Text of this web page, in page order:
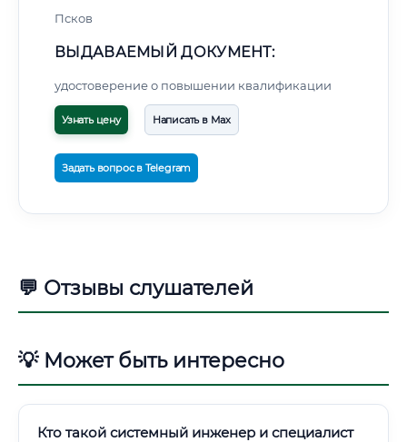
Псков
ВЫДАВАЕМЫЙ ДОКУМЕНТ:
удостоверение о повышении квалификации
Узнать цену Написать в Max
Задать вопрос в Telegram
💬 Отзывы слушателей
💡 Может быть интересно
Кто такой системный инженер и специалист